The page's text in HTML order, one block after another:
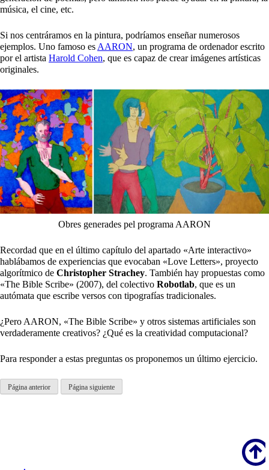
música, el cine, etc.
Si nos centráramos en la pintura, podríamos enseñar numerosos
ejemplos. Uno famoso es AARON, un programa de ordenador escrito
por el artista Harold Cohen, que es capaz de crear imágenes artísticas
originales.
Obres generades pel programa AARON
Recordad que en el último capítulo del apartado «Arte interactivo»
hablábamos de experiencias que evocaban «Love Letters», proyecto
algorítmico de Christopher Strachey. También hay propuestas como
«The Bible Scribe» (2007), del colectivo Robotlab, que es un
autómata que escribe versos con tipografías tradicionales.
¿Pero AARON, «The Bible Scribe» y otros sistemas artificiales son
verdaderamente creativos? ¿Qué es la creatividad computacional?
Para responder a estas preguntas os proponemos un último ejercicio.
Página anterior Página siguiente
Scroll